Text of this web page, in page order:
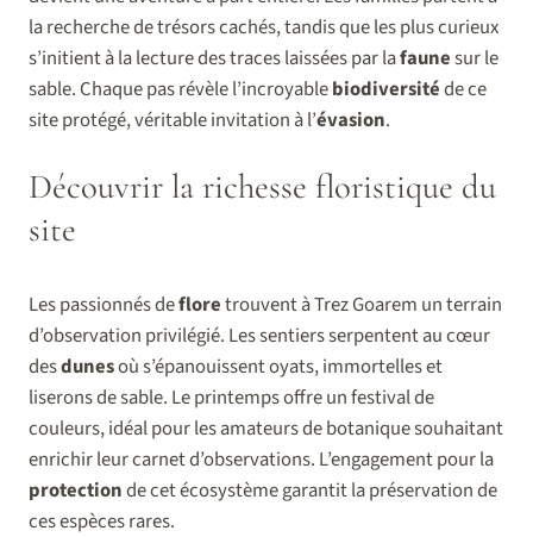
la recherche de trésors cachés, tandis que les plus curieux
s’initient à la lecture des traces laissées par lafaunesur le
sable. Chaque pas révèle l’incroyablebiodiversitéde ce
site protégé, véritable invitation à l’évasion.
Découvrir la richesse floristique du
site
Les passionnés defloretrouvent à Trez Goarem un terrain
d’observation privilégié. Les sentiers serpentent au cœur
desdunesoù s’épanouissent oyats, immortelles et
liserons de sable. Le printemps offre un festival de
couleurs, idéal pour les amateurs de botanique souhaitant
enrichir leur carnet d’observations. L’engagement pour la
protectionde cet écosystème garantit la préservation de
ces espèces rares.